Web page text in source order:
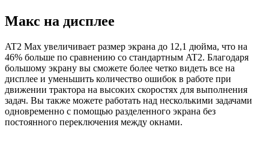
Макс на дисплее
AT2 Max увеличивает размер экрана до 12,1 дюйма, что на
46% больше по сравнению со стандартным AT2. Благодаря
большому экрану вы сможете более четко видеть все на
дисплее и уменьшить количество ошибок в работе при
движении трактора на высоких скоростях для выполнения
задач. Вы также можете работать над несколькими задачами
одновременно с помощью разделенного экрана без
постоянного переключения между окнами.